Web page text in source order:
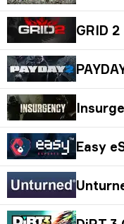
GRID 2
Easy